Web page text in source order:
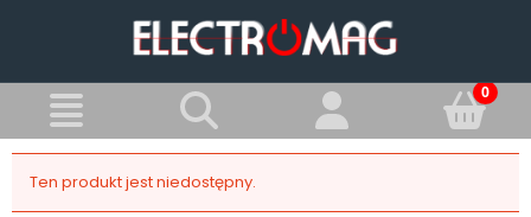
Ten produkt jest niedostępny.